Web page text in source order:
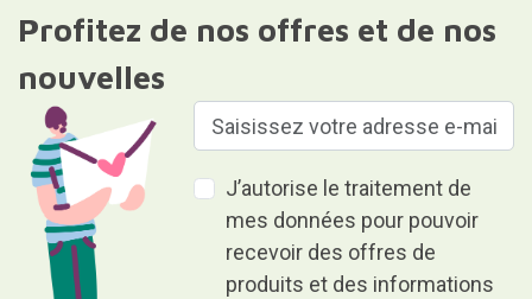
Profitez de nos offres et de nos
nouvelles
J’autorise le traitement de
mes données pour pouvoir
recevoir des offres de
produits et des informations